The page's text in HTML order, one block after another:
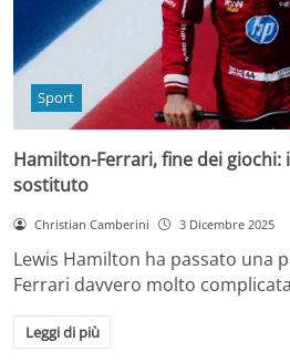
Sport
Hamilton-Ferrari, fine dei
sostituto
Christian Camberini 3 Dicembre 2025
Lewis Hamilton ha passato una
Ferrari davvero molto
Leggi di più